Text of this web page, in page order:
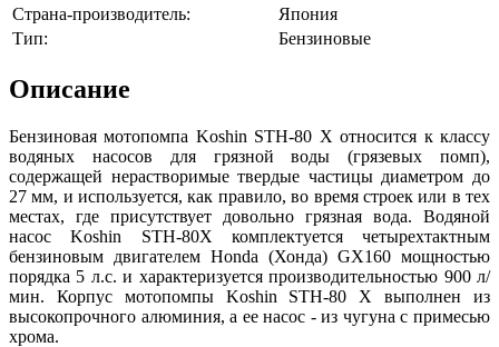
Страна-производитель:
Япония
Тип:
Бензиновые
Описание
Бензиновая мотопомпа Koshin STH-80 X относится к классу
водяных насосов для грязной воды (грязевых помп),
содержащей нерастворимые твердые частицы диаметром до
27 мм, и используется, как правило, во время строек или в тех
местах, где присутствует довольно грязная вода. Водяной
насос Koshin STH-80X комплектуется четырехтактным
бензиновым двигателем Honda (Хонда) GX160 мощностью
порядка 5 л.с. и характеризуется производительностью 900 л/
мин. Корпус мотопомпы Koshin STH-80 X выполнен из
высокопрочного алюминия, а ее насос - из чугуна с примесью
хрома.